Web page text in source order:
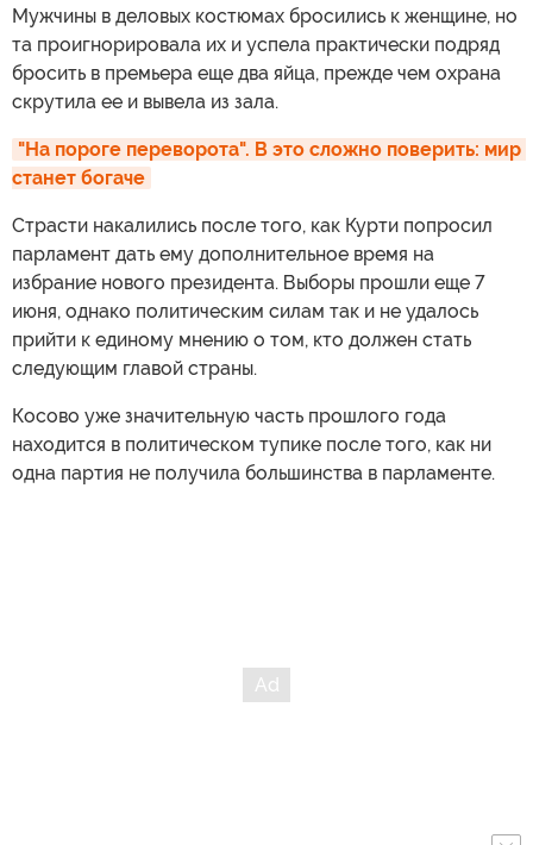
Мужчины в деловых костюмах бросились к женщине, но
та проигнорировала их и успела практически подряд
бросить в премьера еще два яйца, прежде чем охрана
скрутила ее и вывела из зала.
"На пороге переворота". В это сложно поверить: мир
станет богаче
Страсти накалились после того, как Курти попросил
парламент дать ему дополнительное время на
избрание нового президента. Выборы прошли еще 7
июня, однако политическим силам так и не удалось
прийти к единому мнению о том, кто должен стать
следующим главой страны.
Косово уже значительную часть прошлого года
находится в политическом тупике после того, как ни
одна партия не получила большинства в парламенте.